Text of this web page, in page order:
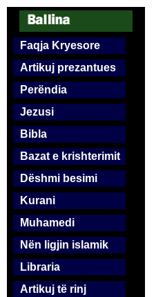
Faqja Kryesore
Artikuj prezantues
Perëndia
Jezusi
Bibla
Bazat e krishterimit
Dëshmi besimi
Kurani
Muhamedi
Nën ligjin islamik
Libraria
Artikuj të rinj